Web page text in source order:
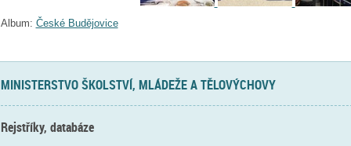
Album: České Budějovice
MINISTERSTVO ŠKOLSTVÍ, MLÁDEŽE A TĚLOVÝCHOVY
Rejstříky, databáze